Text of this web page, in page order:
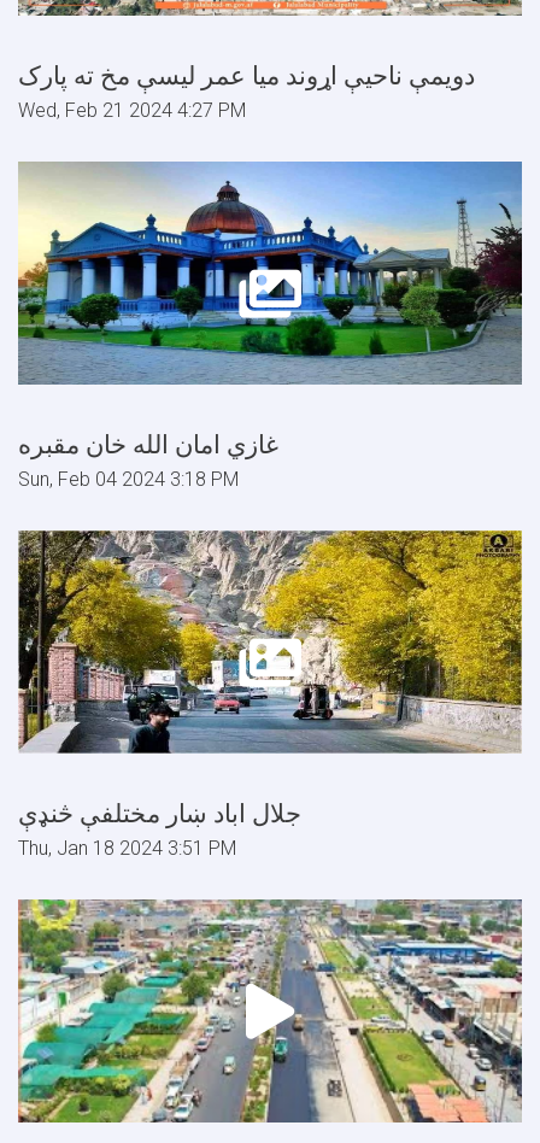
دويمې ناحيې اړوند ميا عمر ليسې مخ ته پارک
Wed, Feb 21 2024 4:27 PM
غازي امان الله خان مقبره
Sun, Feb 04 2024 3:18 PM
جلال اباد ښار مختلفې څنډې
Thu, Jan 18 2024 3:51 PM